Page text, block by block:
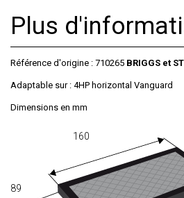
Plus
Référence d'origine : 710265 BRIGGS et
Adaptable sur: 4HP horizontal Vanguard
Dimensions en mm
160
89